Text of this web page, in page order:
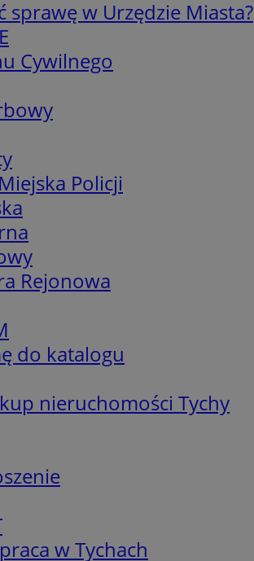
sprawę w Urzędzie Miasta?
Cywilnego
Policji
Rejonowa
do katalogu
nieruchomości Tychy
w Tychach